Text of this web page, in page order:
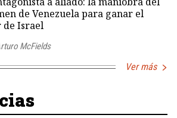
de Venezuela para ganar el
de Israel
McFields
Ver más